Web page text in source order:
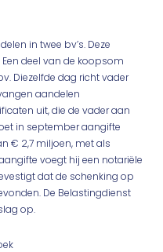
in twee bv’s. Deze
deel van de koopsom
Diezelfde dag richt vader
aandelen
uit, die de vader aan
in september aangifte
€ 2,7 miljoen, met als
voegt hij een notariële
dat de schenking op
De Belastingdienst
op.